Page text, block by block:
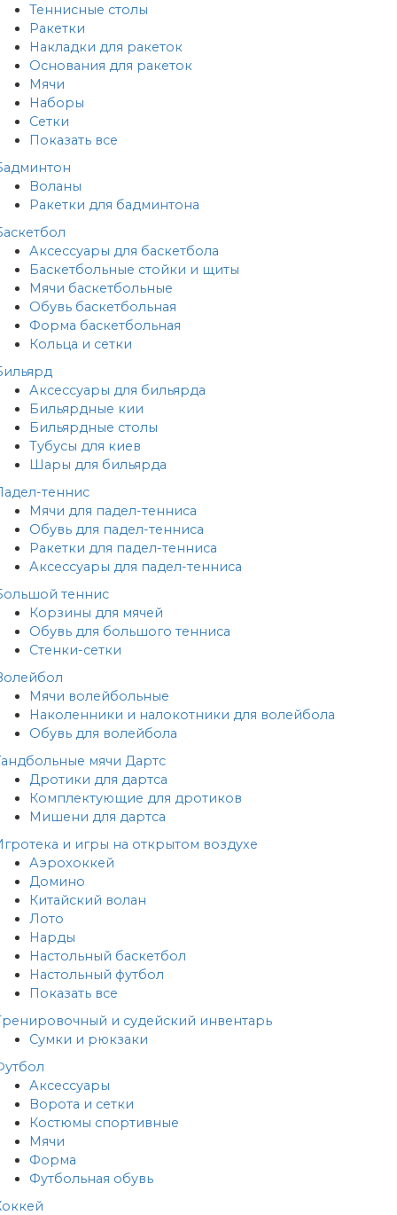
Теннисные столы
Ракетки
Накладки для ракеток
Основания для ракеток
Мячи
Наборы
Сетки
Показать все
Воланы
Ракетки для бадминтона
Аксессуары для баскетбола
Баскетбольные стойки и щиты
Мячи баскетбольные
Обувь баскетбольная
Форма баскетбольная
Кольца и сетки
Аксессуары для бильярда
Бильярдные кии
Бильярдные столы
Тубусы для киев
Шары для бильярда
теннис
Мячи для падел-тенниса
Обувь для падел-тенниса
Ракетки для падел-тенниса
Аксессуары для падел-тенниса
теннис
Корзины для мячей
Обувь для большого тенниса
Стенки-сетки
Мячи волейбольные
Наколенники и налокотники для волейбола
Обувь для волейбола
мячи Дартс
Дротики для дартса
Комплектующие для дротиков
Мишени для дартса
и игры на открытом воздухе
Аэрохоккей
Домино
Китайский волан
Лото
Нарды
Настольный баскетбол
Настольный футбол
Показать все
и судейский инвентарь
Сумки и рюкзаки
Аксессуары
Ворота и сетки
Костюмы спортивные
Мячи
Форма
Футбольная обувь